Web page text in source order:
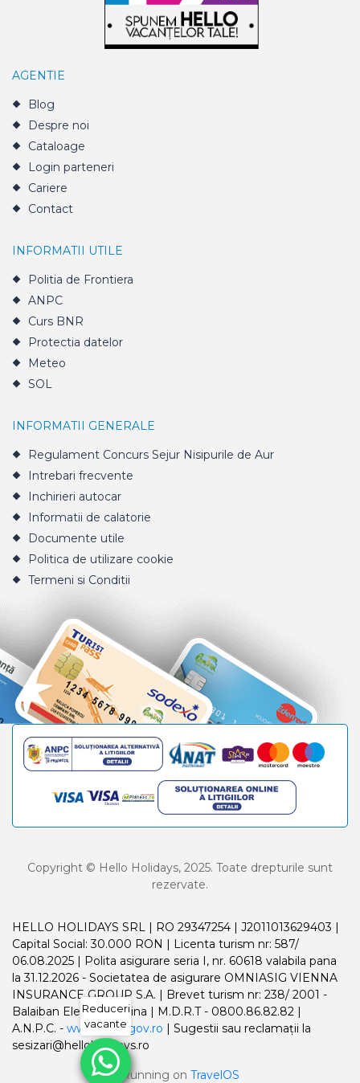
AGENTIE
Blog
Despre noi
Cataloage
Login parteneri
Cariere
Contact
INFORMATII UTILE
Politia de Frontiera
ANPC
Curs BNR
Protectia datelor
Meteo
SOL
INFORMATII GENERALE
Regulament Concurs Sejur Nisipurile de Aur
Intrebari frecvente
Inchirieri autocar
Informatii de calatorie
Documente utile
Politica de utilizare cookie
Termeni si Conditii
Copyright © Hello Holidays, 2025. Toate drepturile sunt
rezervate.
HELLO HOLIDAYS SRL | RO 29347254 | J2011013629403 |
Capital Social: 30.000 RON | Licenta turism nr: 587/
06.08.2025 | Polita asigurare seria I, nr. 60618 valabila pana
la 31.12.2026 - Societatea de asigurare OMNIASIG VIENNA
INSURANCE GROUP S.A. | Brevet turism nr: 238/ 2001 -
Balaiban Elena Madalina | M.D.R.T - 0800.86.82.82 |
A.N.P.C. - www.anpc.gov.ro | Sugestii sau reclamații la
sesizari@helloholidays.ro
Running on TravelOS
Reduceri
vacante